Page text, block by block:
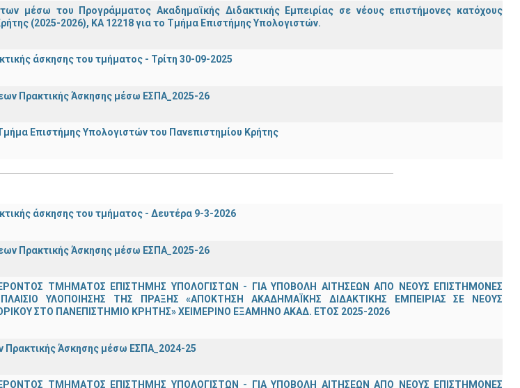
μέσω του Προγράμματος Ακαδημαϊκής Διδακτικής Εμπειρίας σε νέους επιστήμονες κατόχους
(2025-2026), ΚΑ 12218 για το Τμήμα Επιστήμης Υπολογιστών.
άσκησης του τμήματος - Τρίτη 30-09-2025
Πρακτικής Άσκησης μέσω ΕΣΠΑ_2025-26
Επιστήμης Υπολογιστών του Πανεπιστημίου Κρήτης
άσκησης του τμήματος - Δευτέρα 9-3-2026
Πρακτικής Άσκησης μέσω ΕΣΠΑ_2025-26
ΤΜΗΜΑΤΟΣ ΕΠΙΣΤΗΜΗΣ ΥΠΟΛΟΓΙΣΤΩΝ - ΓΙΑ ΥΠΟΒΟΛΗ ΑΙΤΗΣΕΩΝ ΑΠΟ ΝΕΟΥΣ ΕΠΙΣΤΗΜΟΝΕΣ
ΥΛΟΠΟΙΗΣΗΣ ΤΗΣ ΠΡΑΞΗΣ «ΑΠΟΚΤΗΣΗ ΑΚΑΔΗΜΑΪΚΗΣ ΔΙΔΑΚΤΙΚΗΣ ΕΜΠΕΙΡΙΑΣ ΣΕ ΝΕΟΥΣ
ΣΤΟ ΠΑΝΕΠΙΣΤΗΜΙΟ ΚΡΗΤΗΣ» ΧΕΙΜΕΡΙΝΟ ΕΞΑΜΗΝΟ ΑΚΑΔ. ΕΤΟΣ 2025-2026
Πρακτικής Άσκησης μέσω ΕΣΠΑ_2024-25
ΤΜΗΜΑΤΟΣ ΕΠΙΣΤΗΜΗΣ ΥΠΟΛΟΓΙΣΤΩΝ - ΓΙΑ ΥΠΟΒΟΛΗ ΑΙΤΗΣΕΩΝ ΑΠΟ ΝΕΟΥΣ ΕΠΙΣΤΗΜΟΝΕΣ